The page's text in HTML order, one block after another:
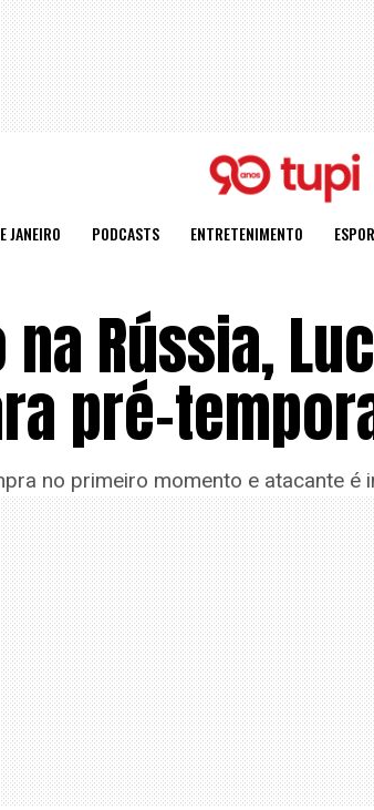
JANEIRO PODCASTS ENTRETENIMENTO
Rússia,
pré-
no primeiro momento e atacante é